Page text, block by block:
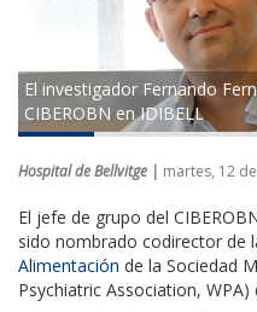
El investigador Fernando
CIBEROBN en IDIBELL
Hospital de Bellvitge | martes, 12
El jefe de grupo del
sido nombrado codirector de
Alimentación de la Sociedad
Psychiatric Association,